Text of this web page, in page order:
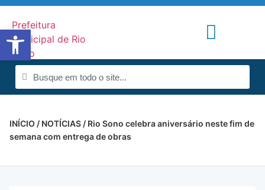
INÍCIO / NOTÍCIAS / Rio Sono celebra aniversário neste fim de
semana com entrega de obras
Abrir a barra de ferramentas